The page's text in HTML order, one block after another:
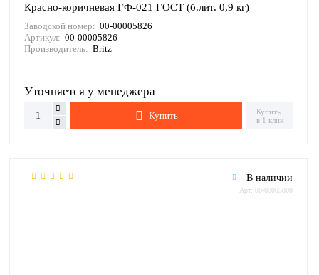
Красно-коричневая ГФ-021 ГОСТ (б.лит. 0,9 кг)
Заводской номер: 00-00005826
Артикул: 00-00005826
Производитель: Britz
Уточняется у менеджера
Купить
Купить
в 1 клик
В наличии
Арт: 00-00005800